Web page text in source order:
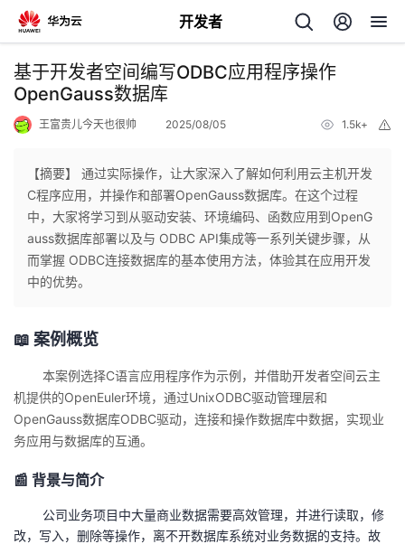
开发者
返
回
个
人
页
我
开
发
者
我
的
我
基于开发者空间编写ODBC应用程序操作
OpenGauss数据库
王富贵儿今天也很帅 2025/08/05 1.5k+
【摘要】 通过实际操作，让大家深入了解如何利用云主机开发
C程序应用，并操作和部署OpenGauss数据库。在这个过程
中，大家将学习到从驱动安装、环境编码、函数应用到OpenG
auss数据库部署以及与 ODBC API集成等一系列关键步骤，从
而掌握 ODBC连接数据库的基本使用方法，体验其在应用开发
中的优势。
📖 案例概览
本案例选择C语言应用程序作为示例，并借助开发者空间云主
机提供的OpenEuler环境，通过UnixODBC驱动管理层和
OpenGauss数据库ODBC驱动，连接和操作数据库中数据，实现业
务应用与数据库的互通。
📰 背景与简介
公司业务项目中大量商业数据需要高效管理，并进行读取，修
改，写入，删除等操作，离不开数据库系统对业务数据的支持。故